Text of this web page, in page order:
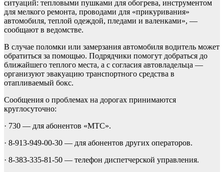
ситуаций: тепловыми пушками для обогрева, инструментом
для мелкого ремонта, проводами для «прикуривания»
автомобиля, теплой одеждой, пледами и валенками», —
сообщают в ведомстве.
В случае поломки или замерзания автомобиля водитель может
обратиться за помощью. Подрядчики помогут добраться до
ближайшего теплого места, а с согласия автовладельца —
организуют эвакуацию транспортного средства в
отапливаемый бокс.
Сообщения о проблемах на дорогах принимаются
круглосуточно:
· 730 — для абонентов «МТС».
· 8-913-949-00-30 — для абонентов других операторов.
· 8-383-335-81-50 — телефон диспетчерской управления.